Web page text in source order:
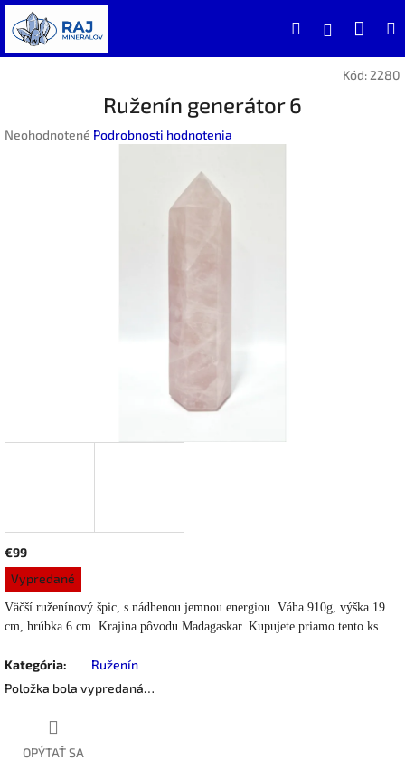
Prejsť
na
obsah
Hľadať
Kód: 2280
Ruženín generátor 6
Priemerné
Neohodnotené Podrobnosti hodnotenia
€99
Jednotková
cena:
Vypredané
Väčší ruženínový špic, s nádhenou jemnou energiou. Váha 910g, výška 19
cm, hrúbka 6 cm. Krajina pôvodu Madagaskar. Kupujete priamo tento ks.
Kategória:
Ruženín
Položka bola vypredaná…
OPÝTAŤ SA